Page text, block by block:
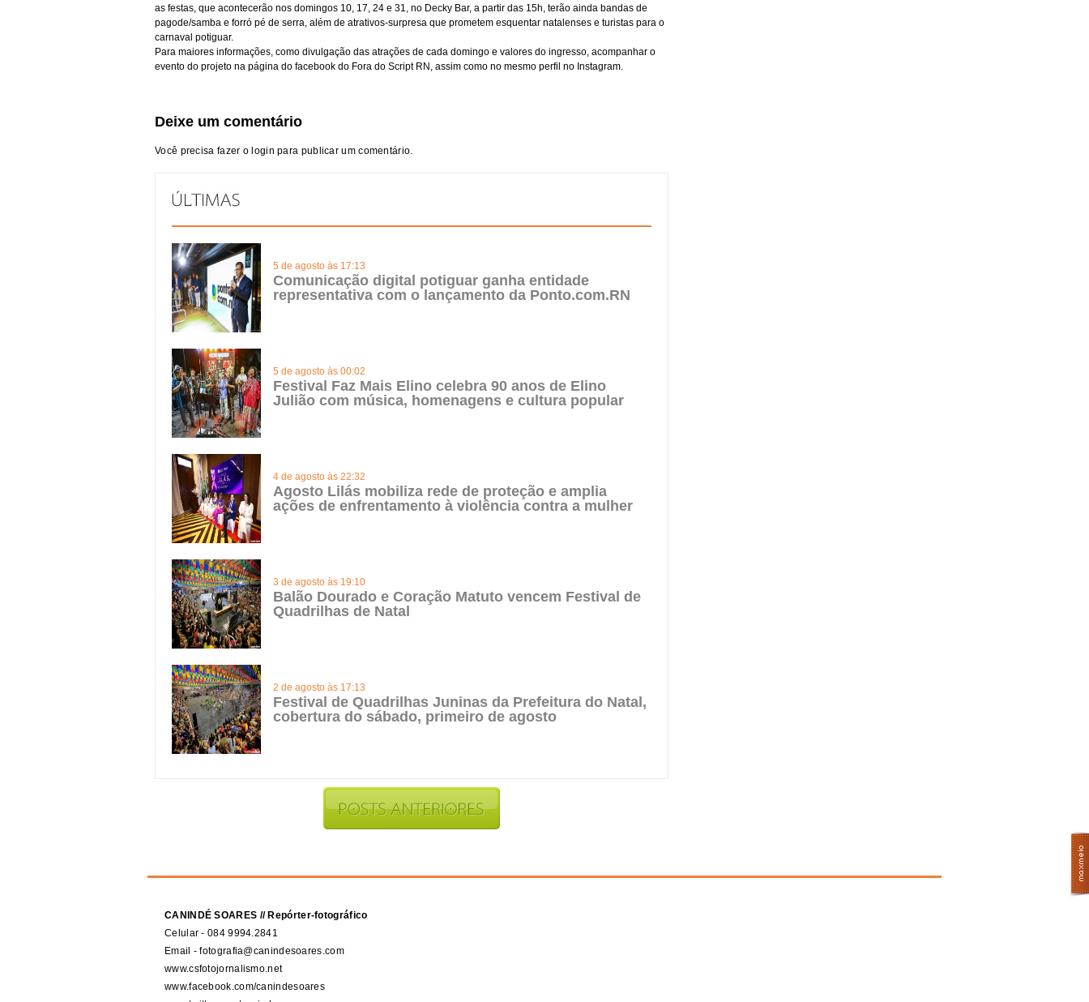
as festas, que acontecerão nos domingos 10, 17, 24 e 31, no Decky Bar, a partir das 15h, terão ainda bandas de
pagode/samba e forró pé de serra, além de atrativos-surpresa que prometem esquentar natalenses e turistas para o
carnaval potiguar.
Para maiores informações, como divulgação das atrações de cada domingo e valores do ingresso, acompanhar o
evento do projeto na página do facebook do Fora do Script RN, assim como no mesmo perfil no Instagram.
Deixe um comentário
Você precisa fazer o login para publicar um comentário.
5 de agosto às 17:13
Comunicação digital potiguar ganha entidade
representativa com o lançamento da Ponto.com.RN
5 de agosto às 00:02
Festival Faz Mais Elino celebra 90 anos de Elino
Julião com música, homenagens e cultura popular
4 de agosto às 22:32
Agosto Lilás mobiliza rede de proteção e amplia
ações de enfrentamento à violência contra a mulher
3 de agosto às 19:10
Balão Dourado e Coração Matuto vencem Festival de
Quadrilhas de Natal
2 de agosto às 17:13
Festival de Quadrilhas Juninas da Prefeitura do Natal,
cobertura do sábado, primeiro de agosto
CANINDÉ SOARES // Repórter-fotográfico
Celular - 084 9994.2841
Email - fotografia@canindesoares.com
www.csfotojornalismo.net
www.facebook.com/canindesoares